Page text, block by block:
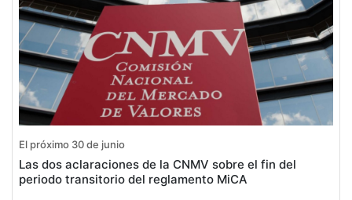
El próximo 30 de junio
Las dos aclaraciones de la CNMV sobre el fin del
periodo transitorio del reglamento MiCA